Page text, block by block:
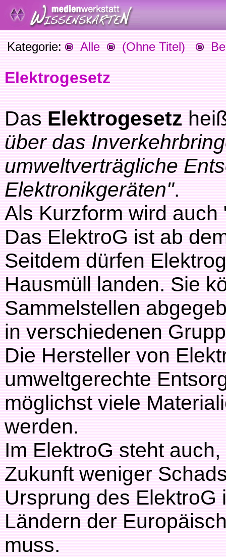
Kategorie: Alle (Ohne Titel)
Elektrogesetz
DasElektrogesetz
über das
umweltverträgliche
Elektronikgeräten".
Als Kurzform wird
Das ElektroG ist ab
Seitdem dürfen
Hausmüll landen. Sie
Sammelstellen
in verschiedenen
Die Hersteller von
umweltgerechte
möglichst viele
werden.
Im ElektroG steht
Zukunft weniger
Ursprung des ElektroG
Ländern der
muss.